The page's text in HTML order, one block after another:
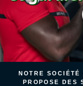
NOTRE
PROPOSE DES